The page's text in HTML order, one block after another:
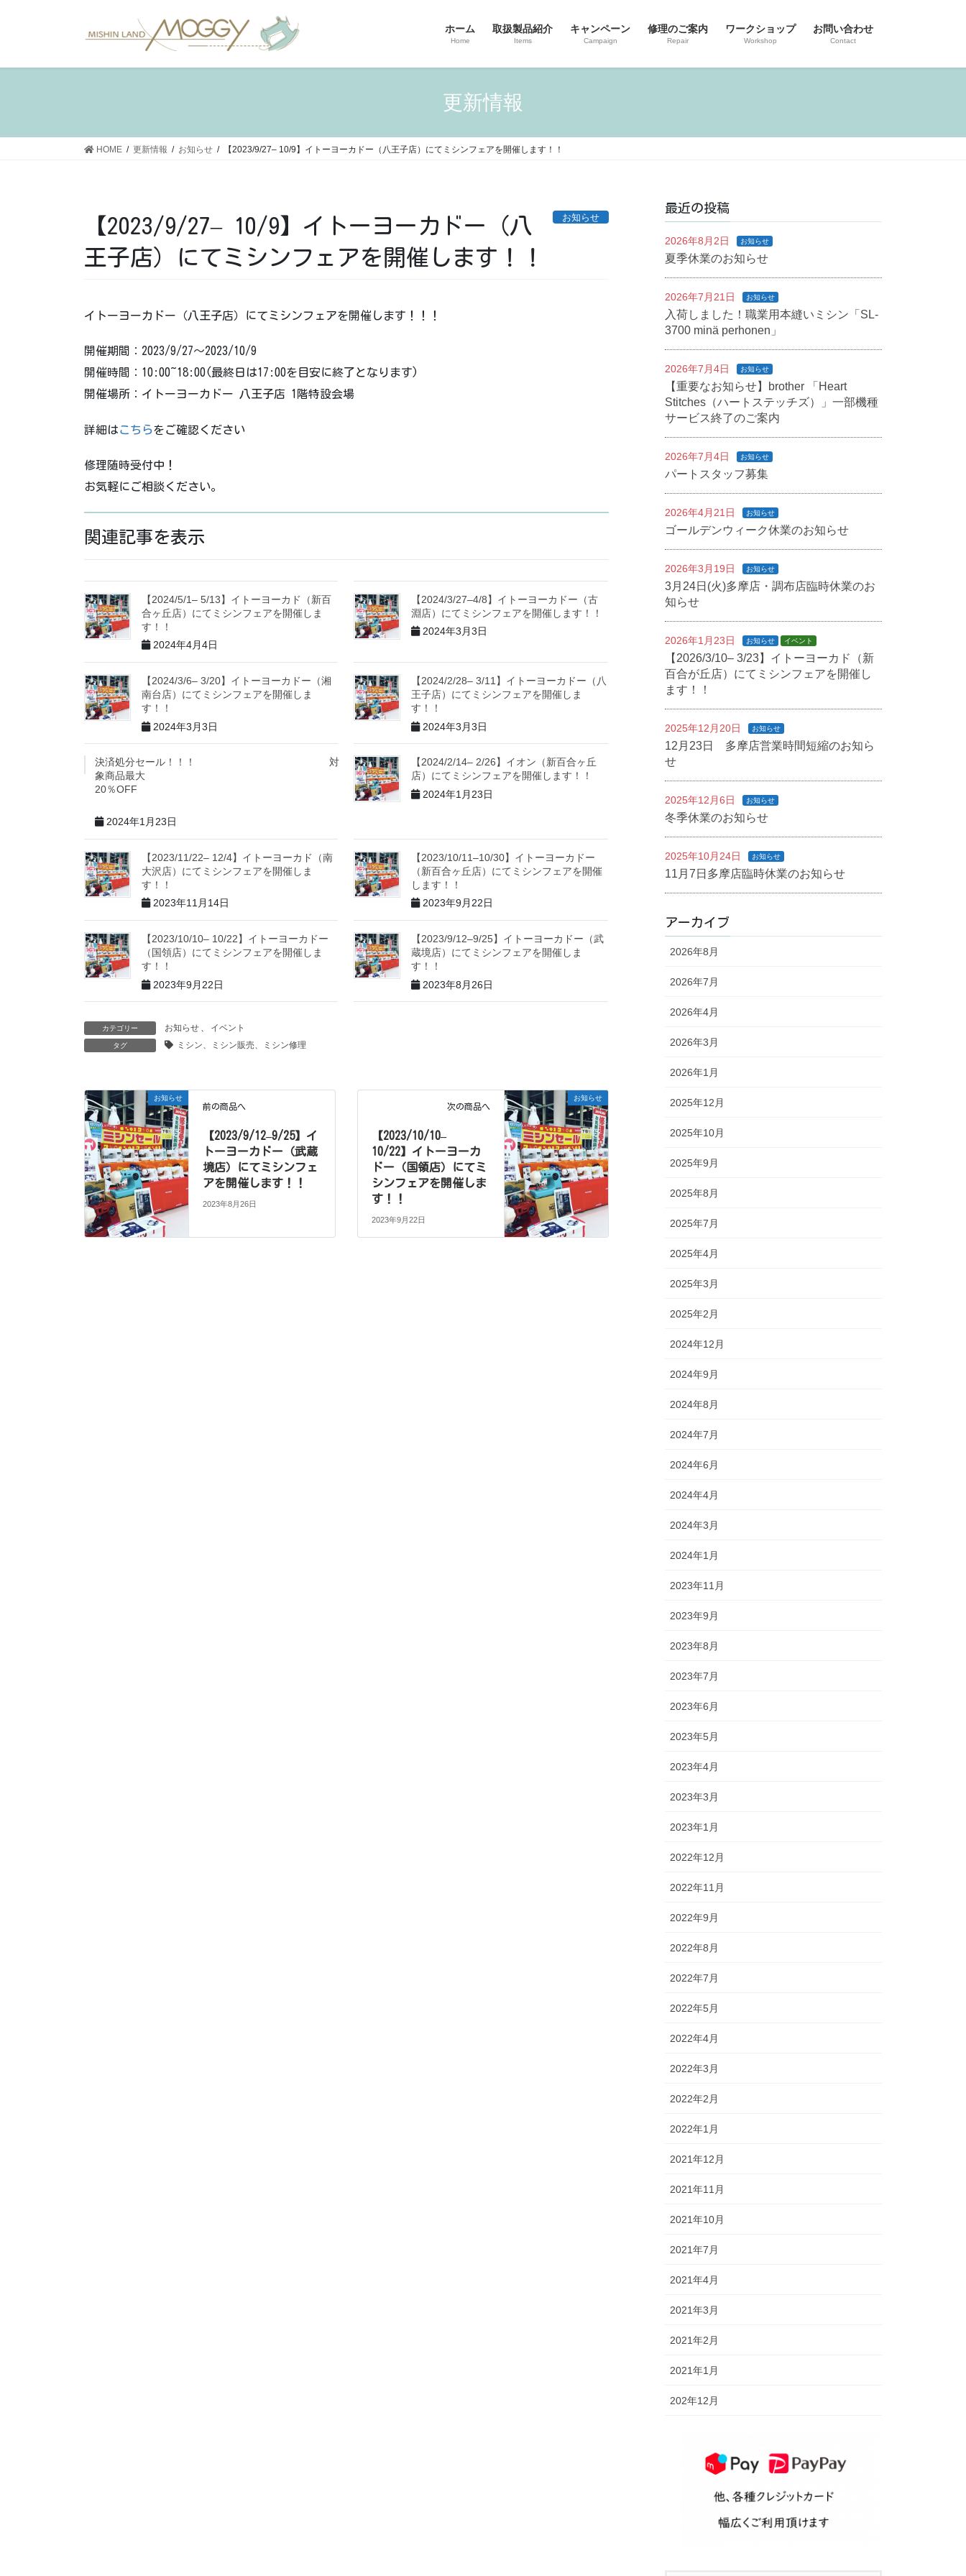
ホーム
Home
取扱製品紹介
Items
キャンペーン
Campaign
修理のご案内
Repair
ワークショップ
Workshop
お問い合わせ
Contact
更新情報
HOME 更新情報 お知らせ 【2023/9/27– 10/9】イトーヨーカドー（八王子店）にてミシンフェアを開催します！！
お知らせ
【2023/9/27– 10/9】イトーヨーカドー（八
王子店）にてミシンフェアを開催します！！
イトーヨーカドー（八王子店）にてミシンフェアを開催します！！！
開催期間：2023/9/27〜2023/10/9
開催時間：10:00~18:00(最終日は17:00を目安に終了となります)
開催場所：イトーヨーカドー 八王子店 1階特設会場
詳細はこちらをご確認ください
修理随時受付中！
お気軽にご相談ください。
関連記事を表示
【2024/5/1– 5/13】イトーヨーカド（新百
合ヶ丘店）にてミシンフェアを開催しま
す！！
2024年4月4日
【2024/3/27–4/8】イトーヨーカドー（古
淵店）にてミシンフェアを開催します！！
2024年3月3日
【2024/3/6– 3/20】イトーヨーカドー（湘
南台店）にてミシンフェアを開催しま
す！！
2024年3月3日
【2024/2/28– 3/11】イトーヨーカドー（八
王子店）にてミシンフェアを開催しま
す！！
2024年3月3日
決済処分セール！！！ 対
象商品最大
20％OFF
2024年1月23日
【2024/2/14– 2/26】イオン（新百合ヶ丘
店）にてミシンフェアを開催します！！
2024年1月23日
【2023/11/22– 12/4】イトーヨーカド（南
大沢店）にてミシンフェアを開催しま
す！！
2023年11月14日
【2023/10/11–10/30】イトーヨーカドー
（新百合ヶ丘店）にてミシンフェアを開催
します！！
2023年9月22日
【2023/10/10– 10/22】イトーヨーカドー
（国領店）にてミシンフェアを開催しま
す！！
2023年9月22日
【2023/9/12–9/25】イトーヨーカドー（武
蔵境店）にてミシンフェアを開催しま
す！！
2023年8月26日
カテゴリー お知らせ 、 イベント
タグ ミシン、ミシン販売、ミシン修理
お知らせ
前の商品へ
【2023/9/12–9/25】イ
トーヨーカドー（武蔵
境店）にてミシンフェ
アを開催します！！
2023年8月26日
お知らせ
次の商品へ
【2023/10/10–
10/22】イトーヨーカ
ドー（国領店）にてミ
シンフェアを開催しま
す！！
2023年9月22日
最近の投稿
2026年8月2日 お知らせ
夏季休業のお知らせ
2026年7月21日 お知らせ
入荷しました！職業用本縫いミシン「SL-
3700 minä perhonen」
2026年7月4日 お知らせ
【重要なお知らせ】brother 「Heart
Stitches（ハートステッチズ）」一部機種
サービス終了のご案内
2026年7月4日 お知らせ
パートスタッフ募集
2026年4月21日 お知らせ
ゴールデンウィーク休業のお知らせ
2026年3月19日 お知らせ
3月24日(火)多摩店・調布店臨時休業のお
知らせ
2026年1月23日 お知らせ イベント
【2026/3/10– 3/23】イトーヨーカド（新
百合が丘店）にてミシンフェアを開催し
ます！！
2025年12月20日 お知らせ
12月23日 多摩店営業時間短縮のお知ら
せ
2025年12月6日 お知らせ
冬季休業のお知らせ
2025年10月24日 お知らせ
11月7日多摩店臨時休業のお知らせ
アーカイブ
2026年8月
2026年7月
2026年4月
2026年3月
2026年1月
2025年12月
2025年10月
2025年9月
2025年8月
2025年7月
2025年4月
2025年3月
2025年2月
2024年12月
2024年9月
2024年8月
2024年7月
2024年6月
2024年4月
2024年3月
2024年1月
2023年11月
2023年9月
2023年8月
2023年7月
2023年6月
2023年5月
2023年4月
2023年3月
2023年1月
2022年12月
2022年11月
2022年9月
2022年8月
2022年7月
2022年5月
2022年4月
2022年3月
2022年2月
2022年1月
2021年12月
2021年11月
2021年10月
2021年7月
2021年4月
2021年3月
2021年2月
2021年1月
202年12月